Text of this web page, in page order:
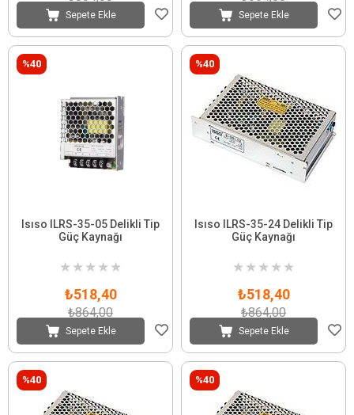
Sepete Ekle Sepete Ekle
Isıso ILRS-35-05 Delikli Tip
Güç Kaynağı
★ ★ ★ ★ ★
₺518,40
₺864,00
Sepete Ekle
%40
Isıso ILRS-35-24 Delikli Tip
Güç Kaynağı
★ ★ ★ ★ ★
₺518,40
₺864,00
Sepete Ekle
%40
%40 %40